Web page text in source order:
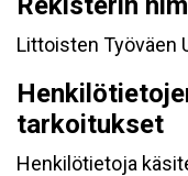
Littoisten Työväen
tarkoitukset
Henkilötietoja